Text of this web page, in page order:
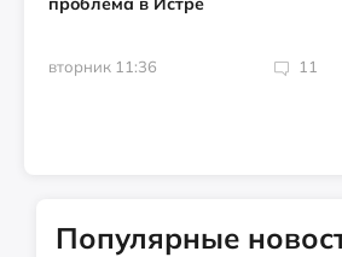
вторник 11:36 11
Популярные